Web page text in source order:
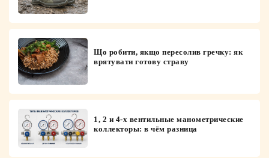
Що робити, якщо пересолив гречку: як
врятувати готову страву
1, 2 и 4-х вентильные манометрические
коллекторы: в чём разница